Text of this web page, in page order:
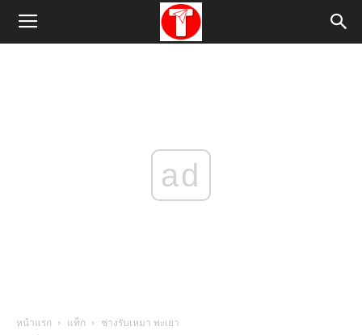
ad
หน้าแรก แท็ก ช่างรับเหมา พะเยา